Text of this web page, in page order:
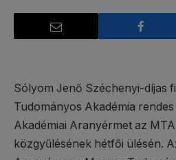
Sólyom Jenő Széchenyi-díjas
Tudományos Akadémia
Akadémiai Aranyérmet az
közgyűlésének hétfői ülésén.